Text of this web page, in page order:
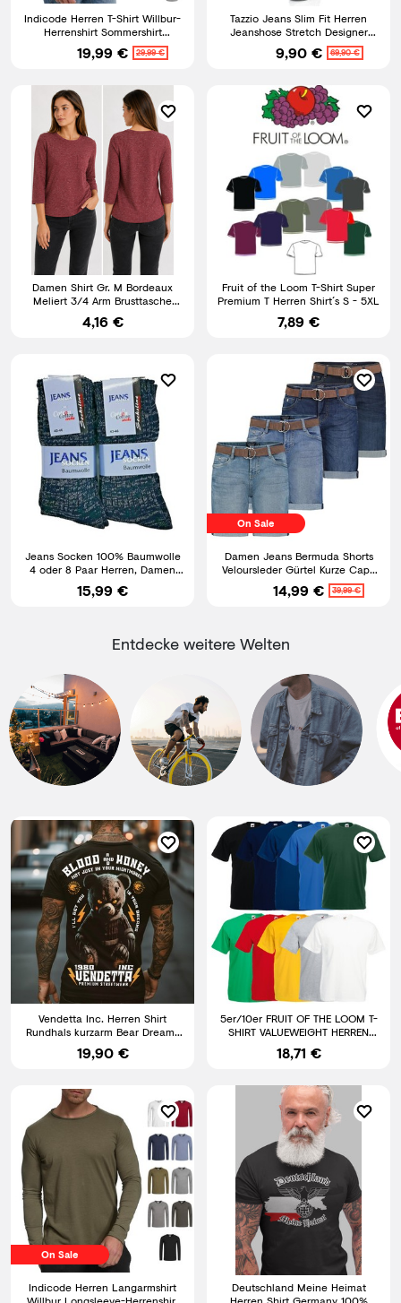
Indicode Herren T-Shirt Willbur-
Herrenshirt Sommershirt
Rundhalsausschnitt Shirt
19,99 € 29,99 €
Tazzio Jeans Slim Fit Herren
Jeanshose Stretch Designer
Hose Denim Biker Style
9,90 € 69,90 €
Damen Shirt Gr. M Bordeaux
Meliert 3/4 Arm Brusttasche
Rundhals Casual Top
4,16 €
Fruit of the Loom T-Shirt Super
Premium T Herren Shirt´s S - 5XL
7,89 €
Jeans Socken 100% Baumwolle
4 oder 8 Paar Herren, Damen
Jeanssocken atmungsaktiv
15,99 €
On Sale
Damen Jeans Bermuda Shorts
Veloursleder Gürtel Kurze Capri
Hose Stretch Denim
14,99 € 39,99 €
Entdecke weitere Welten
Vendetta Inc. Herren Shirt
Rundhals kurzarm Bear Dreams
schwarz VD-1427 Print
19,90 €
5er/10er FRUIT OF THE LOOM T-
SHIRT VALUEWEIGHT HERREN
SHIRT TSHIRTS GR. S - 5XL
18,71 €
On Sale
Indicode Herren Langarmshirt
Deutschland Meine Heimat